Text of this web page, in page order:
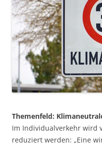
Themenfeld:
Im Individualverkehr wird
reduziert werden: „Eine